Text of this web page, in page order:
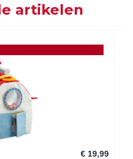
artikelen
€ 19,99